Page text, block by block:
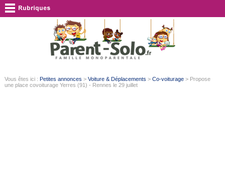
Vous êtes ici : Petites annonces > Voiture & Déplacements > Co-voiturage> Propose
une place covoiturage Yerres (91) - Rennes le 29 juillet